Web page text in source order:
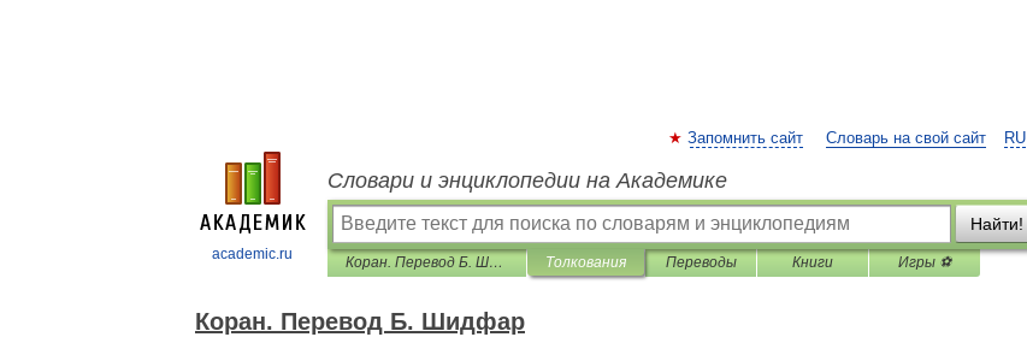
academic.ru
RU
Запомнить сайт Словарь на свой сайт
Словари и энциклопедии на Академике
Найти!
Коран. Перевод Б. Шидфар Толкования Переводы Книги Игры ⚽
Коран. Перевод Б. Шидфар